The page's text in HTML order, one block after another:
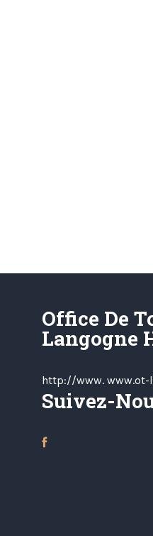
Office De
Langogne
http://www. www.ot-
Suivez-